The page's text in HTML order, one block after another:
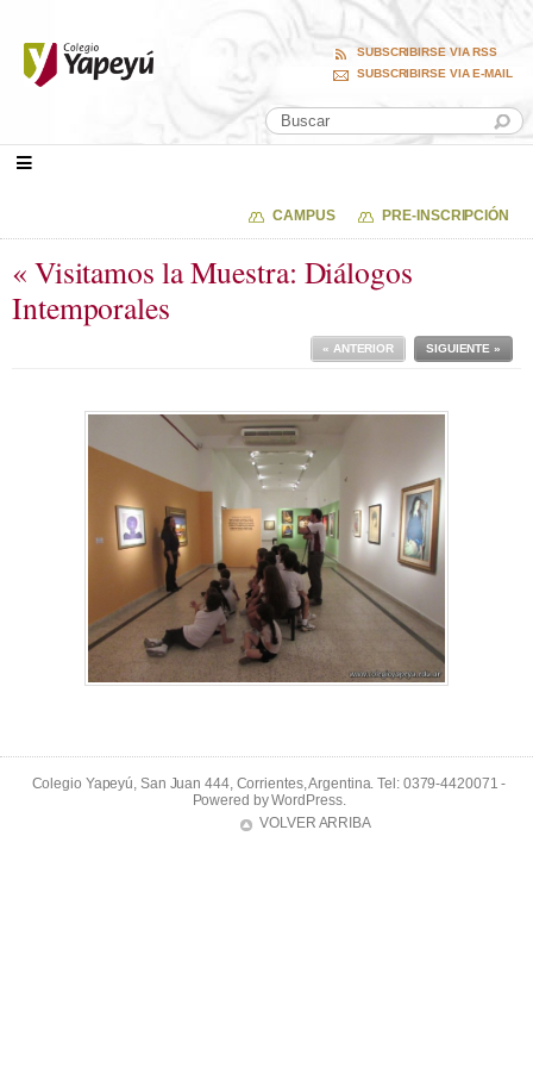
SUBSCRIBIRSE VIA RSS
SUBSCRIBIRSE VIA E-MAIL
CAMPUS PRE-INSCRIPCIÓN
« Visitamos la Muestra: Diálogos
Intemporales
SIGUIENTE »
« ANTERIOR
Colegio Yapeyú, San Juan 444, Corrientes, Argentina. Tel: 0379-4420071 -
Powered byWordPress.
VOLVER ARRIBA